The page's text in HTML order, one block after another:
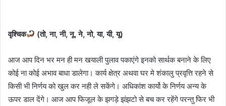
वृश्चिक (तो, ना, नी, नू, ने, नो, या, यी, यू)
आज आप दिन भर मन ही मन खयाली पुलाव पकाएंगे इनको सार्थक बनाने के लिए
कोई ना कोई अभाव बाधा डालेगा। कार्य क्षेत्र अथवा घर मे शंकालु प्रवृत्ति रहने से
किसी भी निर्णय को खुल कर नही ले सकेंगे। अधिकांश कार्यो के निर्णय अन्य के
ऊपर डाल देंगे। आज आप फिजूल के झगड़े झंझटो से बच कर रहेंगे परन्तु फिर भी